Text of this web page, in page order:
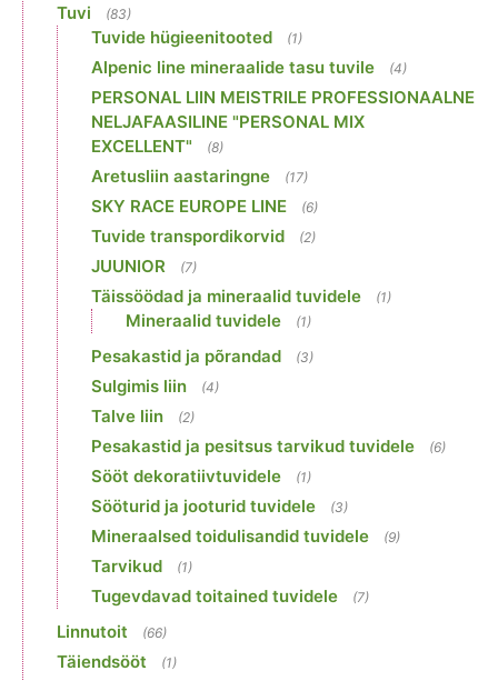
Tuvi (83)
Tuvide hügieenitooted (1)
Alpenic line mineraalide tasu tuvile (4)
PERSONAL LIIN MEISTRILE PROFESSIONAALNE
NELJAFAASILINE "PERSONAL MIX
EXCELLENT"
(8)
Aretusliin aastaringne (17)
SKY RACE EUROPE LINE (6)
Tuvide transpordikorvid (2)
JUUNIOR (7)
Täissöödad ja mineraalid tuvidele (1)
Mineraalid tuvidele (1)
Pesakastid ja põrandad (3)
Sulgimis liin (4)
Talve liin (2)
Pesakastid ja pesitsus tarvikud tuvidele (6)
Sööt dekoratiivtuvidele (1)
Sööturid ja jooturid tuvidele (3)
Mineraalsed toidulisandid tuvidele (9)
Tarvikud (1)
Tugevdavad toitained tuvidele (7)
Linnutoit (66)
Täiendsööt (1)